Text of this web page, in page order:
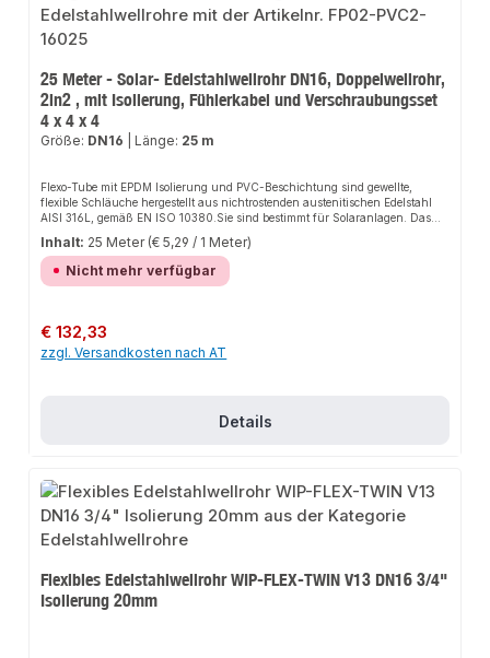
25 Meter - Solar- Edelstahlwellrohr DN16, Doppelwellrohr,
2in2 , mit Isolierung, Fühlerkabel und Verschraubungsset
4 x 4 x 4
Größe: DN16 Länge: 25 m
Flexo-Tube mit EPDM Isolierung und PVC-Beschichtung sind gewellte,
flexible Schläuche hergestellt aus nichtrostenden austenitischen Edelstahl
AISI 316L, gemäß EN ISO 10380.Sie sind bestimmt für Solaranlagen. Das
Solarrohr ist dank der EPDM Isolierung beständig gegen UV-Strahlung, und
durch die PVC-Beschichtung auch vor möglichen Schäden durch Vögel
geschützt. Alle vorisolierten Doppelwellrohre werden mit einem 12-teiligen
Verschraubungsset mit dem Inhalt von 4x Überwurfmuttern, 4x
Inhalt: 25 Meter (€ 5,29 / 1 Meter)
Nicht mehr verfügbar
Regulärer Preis:
€ 132,33
zzgl. Versandkosten nach AT
Details
Flexibles Edelstahlwellrohr WIP-FLEX-TWIN V13 DN16 3/4"
Isolierung 20mm